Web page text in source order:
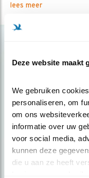
Deze website maakt
We gebruiken
personaliseren, om
om ons
informatie over uw
voor social media,
kunnen deze
die u aan ze heeft
lees meer
Op de hoogte
Meld je aan en
over vogels en